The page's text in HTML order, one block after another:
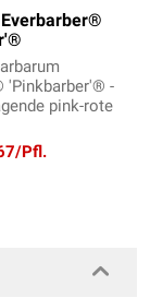
'Pinkbarber'® -
pink-rote
Pfl.